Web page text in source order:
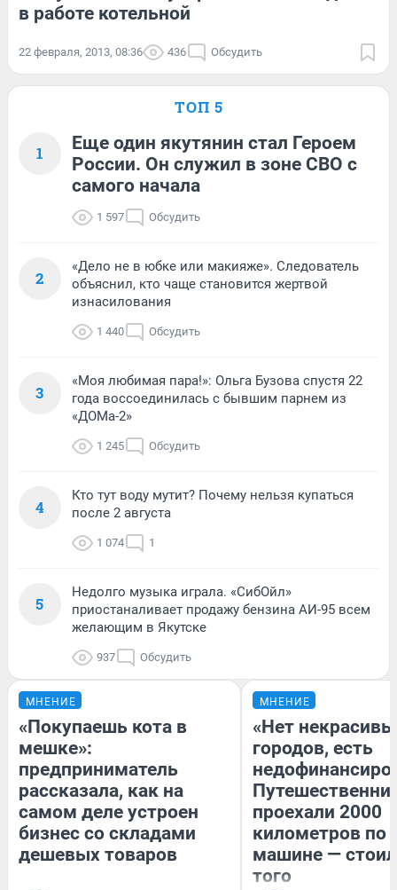
в работе котельной
22 февраля, 2013, 08:36 436 Обсудить
ТОП 5
1
Еще один якутянин стал Героем
России. Он служил в зоне СВО с
самого начала
1 597 Обсудить
2
«Дело не в юбке или макияже». Следователь
объяснил, кто чаще становится жертвой
изнасилования
1 440 Обсудить
3
«Моя любимая пара!»: Ольга Бузова спустя 22
года воссоединилась с бывшим парнем из
«ДОМа-2»
1 245 Обсудить
4
Кто тут воду мутит? Почему нельзя купаться
после 2 августа
1 074 1
5
Недолго музыка играла. «СибОйл»
приостаналивает продажу бензина АИ-95 всем
желающим в Якутске
937 Обсудить
МНЕНИЕ
«Покупаешь кота в
мешке»:
предприниматель
рассказала, как на
самом деле устроен
бизнес со складами
дешевых товаров
МНЕНИЕ
«Нет
городов, есть
проехали 2000
километров по
машине —
того